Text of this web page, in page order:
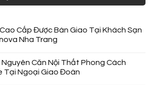
Cấp Được Bàn Giao Tại Khách Sạn
Nha Trang
Nguyên Căn Nội Thất Phong Cách
Tại Ngoại Giao Đoàn